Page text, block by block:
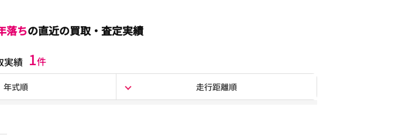
落ちの直近の買取・査定実績
実績 1件
年式順 走行距離順